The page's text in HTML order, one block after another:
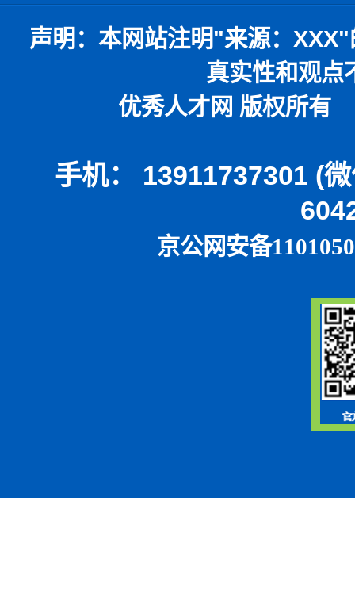
声明：本网站注明"来源： XXX"
真实性和观点
优秀人才网 版权所有 本网
手机： 13911737301 (
京公网安备